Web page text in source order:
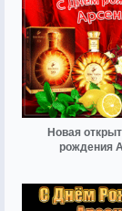
Новая
рождения